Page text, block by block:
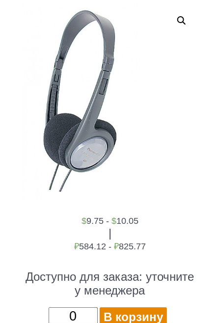
$9.75 - $10.05
|
₽584.12 - ₽825.77
Доступно для заказа:уточните
у менеджера
КоличествоВ корзину